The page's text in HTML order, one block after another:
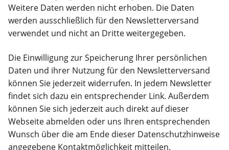
Weitere Daten werden nicht erhoben. Die Daten
werden ausschließlich für den Newsletterversand
verwendet und nicht an Dritte weitergegeben.
Die Einwilligung zur Speicherung Ihrer persönlichen
Daten und ihrer Nutzung für den Newsletterversand
können Sie jederzeit widerrufen. In jedem Newsletter
findet sich dazu ein entsprechender Link. Außerdem
können Sie sich jederzeit auch direkt auf dieser
Webseite abmelden oder uns Ihren entsprechenden
Wunsch über die am Ende dieser Datenschutzhinweise
angegebene Kontaktmöglichkeit mitteilen.